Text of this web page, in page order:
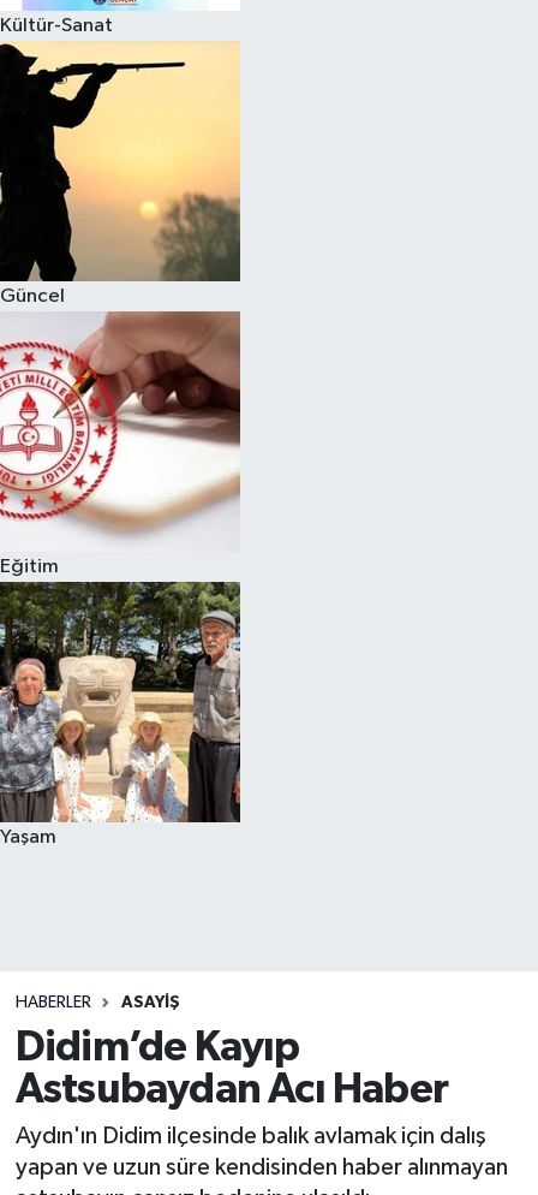
Kültür-Sanat
Güncel
Eğitim
Yaşam
HABERLER ASAYIŞ
Didim’de Kayıp
Astsubaydan Acı Haber
Aydın'ın Didim ilçesinde balık avlamak için dalış
yapan ve uzun süre kendisinden haber alınmayan